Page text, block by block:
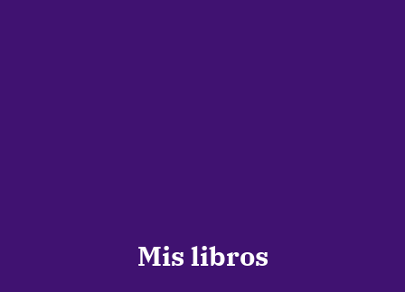
Mis libros